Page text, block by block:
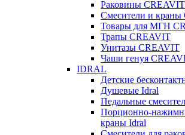
Раковины CREAVIT
Смесители и
Товары для МГН
Трапы CREAVIT
Унитазы CREAVIT
Чаши генуя
IDRAL
Детские
Душевые Idral
Педальные
Порционно-
краны Idral